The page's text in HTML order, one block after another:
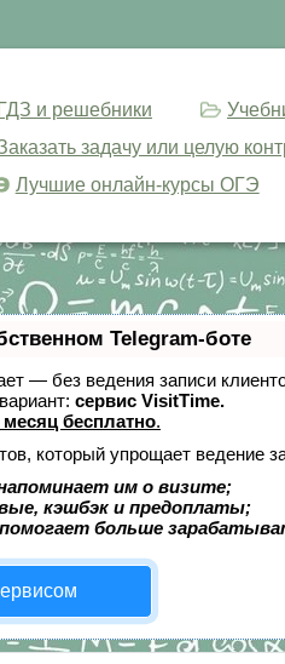
ГДЗ и решебники
задачу или целую
Лучшие онлайн-курсы ОГЭ
Telegram-боте
— без ведения записи
сервис VisitTime.
бесплатно.
который упрощает ведение
им о визите;
кэшбэк и предоплаты;
больше